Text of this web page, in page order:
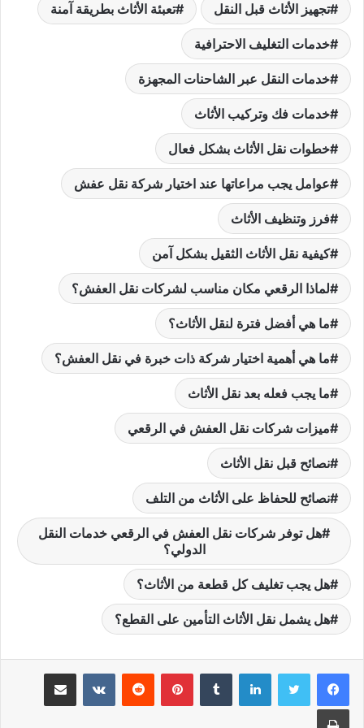
تجهيز الأثاث قبل النقل تعبئة الأثاث بطريقة آمنة
خدمات التغليف الاحترافية
خدمات النقل عبر الشاحنات المجهزة
خدمات فك وتركيب الأثاث
خطوات نقل الأثاث بشكل فعال
عوامل يجب مراعاتها عند اختيار شركة نقل عفش
فرز وتنظيف الأثاث
كيفية نقل الأثاث الثقيل بشكل آمن
لماذا الرقعي مكان مناسب لشركات نقل العفش؟
ما هي أفضل فترة لنقل الأثاث؟
ما هي أهمية اختيار شركة ذات خبرة في نقل العفش؟
ما يجب فعله بعد نقل الأثاث
ميزات شركات نقل العفش في الرقعي
نصائح قبل نقل الأثاث
نصائح للحفاظ على الأثاث من التلف
هل توفر شركات نقل العفش في الرقعي خدمات النقل
الدولي؟
هل يجب تغليف كل قطعة من الأثاث؟
هل يشمل نقل الأثاث التأمين على القطع؟
لينكدإن بينتيريست مشاركة عبر البريد
طباعة